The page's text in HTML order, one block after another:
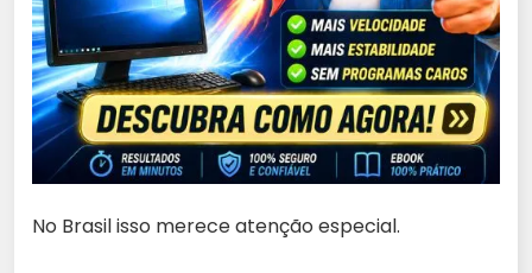
No Brasil isso merece atenção especial.